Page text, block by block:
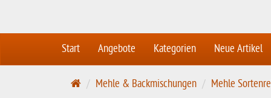
Start Angebote Kategorien Neue Artikel
S
Mehle & Backmischungen Mehle